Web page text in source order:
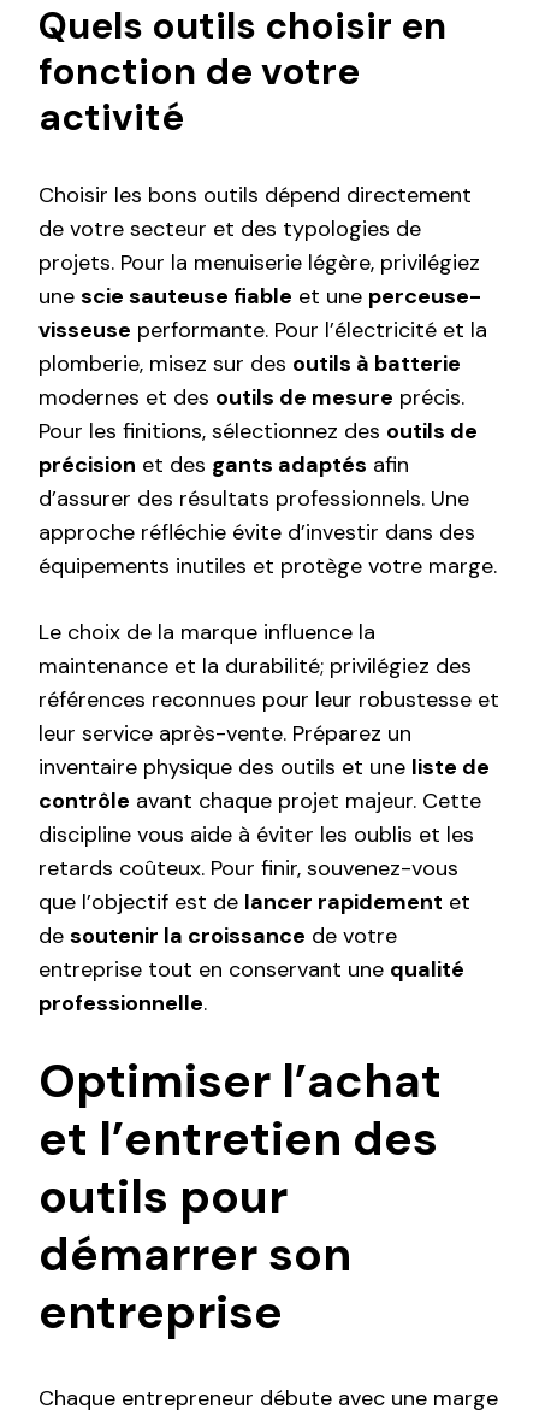
Quels outils choisir en
fonction de votre
activité
Choisir les bons outils dépend directement
de votre secteur et des typologies de
projets. Pour la menuiserie légère, privilégiez
une scie sauteuse fiable et une perceuse-
visseuse performante. Pour l’électricité et la
plomberie, misez sur des outils à batterie
modernes et des outils de mesure précis.
Pour les finitions, sélectionnez des outils de
précision et des gants adaptés afin
d’assurer des résultats professionnels. Une
approche réfléchie évite d’investir dans des
équipements inutiles et protège votre marge.
Le choix de la marque influence la
maintenance et la durabilité; privilégiez des
références reconnues pour leur robustesse et
leur service après-vente. Préparez un
inventaire physique des outils et une liste de
contrôle avant chaque projet majeur. Cette
discipline vous aide à éviter les oublis et les
retards coûteux. Pour finir, souvenez-vous
que l’objectif est de lancer rapidement et
de soutenir la croissance de votre
entreprise tout en conservant une qualité
professionnelle.
Optimiser l’achat
et l’entretien des
outils pour
démarrer son
entreprise
Chaque entrepreneur débute avec une marge